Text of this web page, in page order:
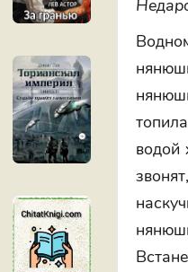
водой